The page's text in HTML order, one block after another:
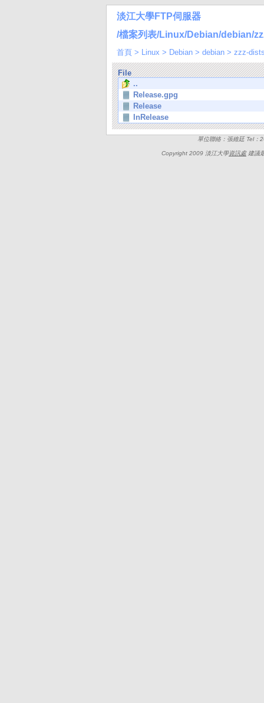
淡江大學FTP伺服器
/檔案列表/Linux/Debian/debian/
首頁 > Linux > Debian > debian > zzz-
File
..
Release.gpg
Release
InRelease
單位聯絡：張維廷 Tel
Copyright 2009 淡江大學資訊處建議